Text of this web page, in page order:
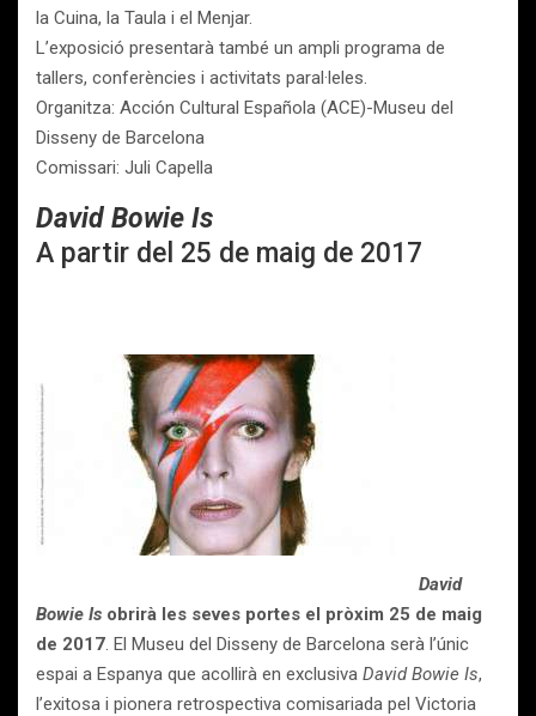
la Cuina, la Taula i el Menjar.
L’exposició presentarà també un ampli programa de
tallers, conferències i activitats paral·leles.
Organitza: Acción Cultural Española (ACE)-Museu del
Disseny de Barcelona
Comissari: Juli Capella
David Bowie Is
A partir del 25 de maig de 2017
David
Bowie Is obrirà les seves portes el pròxim 25 de maig
de 2017. El Museu del Disseny de Barcelona serà l’únic
espai a Espanya que acollirà en exclusiva David Bowie Is,
l’exitosa i pionera retrospectiva comisariada pel Victoria